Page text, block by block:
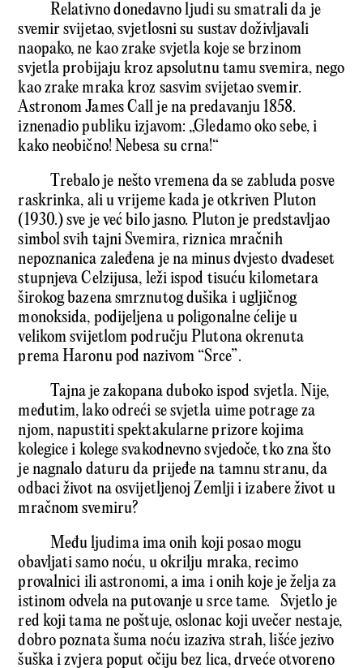
Relativno donedavno ljudi su smatrali da je
svemir svijetao, svjetlosni su sustav doživljavali
naopako, ne kao zrake svjetla koje se brzinom
svjetla probijaju kroz apsolutnu tamu svemira, nego
kao zrake mraka kroz sasvim svijetao svemir.
Astronom James Call je na predavanju 1858.
iznenadio publiku izjavom: „Gledamo oko sebe, i
kako neobično! Nebesa su crna!“
Trebalo je nešto vremena da se zabluda posve
raskrinka, ali u vrijeme kada je otkriven Pluton
(1930.) sve je već bilo jasno. Pluton je predstavljao
simbol svih tajni Svemira, riznica mračnih
nepoznanica zaleđena je na minus dvjesto dvadeset
stupnjeva Celzijusa, leži ispod tisuću kilometara
širokog bazena smrznutog dušika i ugljičnog
monoksida, podijeljena u poligonalne ćelije u
velikom svijetlom području Plutona okrenuta
prema Haronu pod nazivom “Srce”.
Tajna je zakopana duboko ispod svjetla. Nije,
međutim, lako odreći se svjetla uime potrage za
njom, napustiti spektakularne prizore kojima
kolegice i kolege svakodnevno svjedoče, tko zna što
je nagnalo daturu da prijeđe na tamnu stranu, da
odbaci život na osvijetljenoj Zemlji i izabere život u
mračnom svemiru?
Među ljudima ima onih koji posao mogu
obavljati samo noću, u okrilju mraka, recimo
provalnici ili astronomi, a ima i onih koje je želja za
istinom odvela na putovanje u srce tame. Svjetlo je
red koji tama ne poštuje, oslonac koji uvečer nestaje,
dobro poznata šuma noću izaziva strah, lišće jezivo
šuška i zvjera poput očiju bez lica, drveće otvoreno